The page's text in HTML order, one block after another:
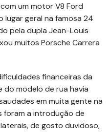
um motor V8 Ford
geral na famosa 24
pela dupla Jean-Louis
muitos Porsche Carrera
financeiras da
do modelo de rua havia
em muita gente na
foram a introdução de
de gosto duvidoso,